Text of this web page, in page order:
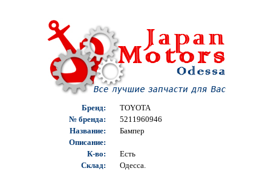
Бренд:
TOYOTA
№ бренда:
5211960946
Название:
Бампер
Описание:
К-во:
Есть
Склад:
Одесса.